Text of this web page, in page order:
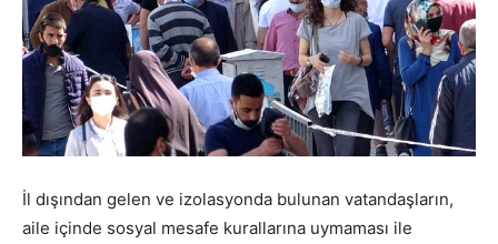
İl dışından gelen ve izolasyonda bulunan vatandaşların,
aile içinde sosyal mesafe kurallarına uymaması ile